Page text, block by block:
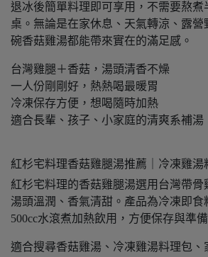
退冰後簡單料理即可享用，不需要熬煮
桌。無論是在家休息、天氣轉涼、露營
碗香菇雞湯都能帶來實在的滿足感。
台灣雞腿＋香菇，湯頭清香不燥
一人份剛剛好，熱熱喝最暖胃
冷凍保存方便，想喝隨時加熱
適合長輩、孩子、小家庭的清爽系補湯
紅杉宅料理香菇雞腿湯推薦｜冷凍雞湯
紅杉宅料理的香菇雞腿湯選用台灣帶骨
湯頭溫潤、香氣清甜。產品為冷凍即食
500cc水滾煮加熱飲用，方便保存與準備
適合搜尋香菇雞湯、冷凍雞湯料理包、